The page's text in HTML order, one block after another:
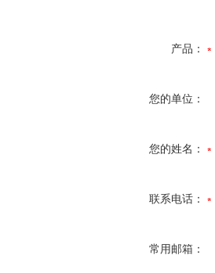
产品：
您的单位：
您的姓名：
联系电话：
常用邮箱：